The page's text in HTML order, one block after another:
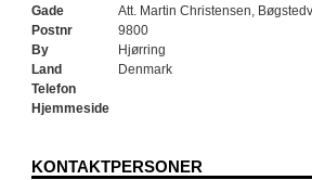
Gade
Att. Martin Christensen,
Postnr
9800
By
Hjørring
Land
Denmark
Telefon
Hjemmeside
KONTAKTPERSONER